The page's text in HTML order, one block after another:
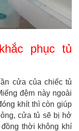
phục tủ
cửa của chiếc tủ
đệm này ngoài
khít thì còn giúp
cửa tủ sẽ bị hở
thời không khí